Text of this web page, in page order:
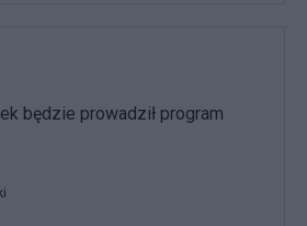
będzie prowadził program